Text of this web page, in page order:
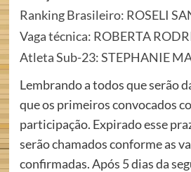
Ranking Brasileiro: ROSELI
Vaga técnica: ROBERTA
Atleta Sub-23: STEPHANIE
Lembrando a todos que serão
que os primeiros convocados
participação. Expirado esse
serão chamados conforme as
confirmadas. Após 5 dias da